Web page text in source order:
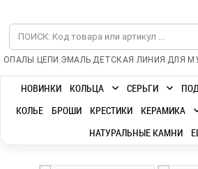
ОПАЛЫ | ЦЕПИ |ЭМАЛЬ|ДЕТСКАЯ ЛИНИЯ |ДЛЯ
НОВИНКИ КОЛЬЦА СЕРЬГИ
КОЛЬЕ
БРОШИ КРЕСТИКИ КЕРАМИКА
НАТУРАЛЬНЫЕ КАМНИ